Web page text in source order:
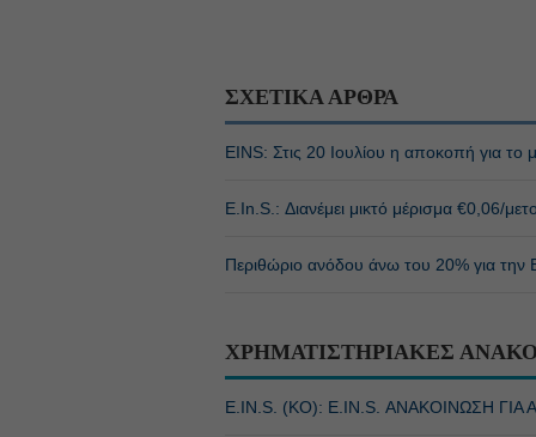
ΣΧΕΤΙΚΑ ΑΡΘΡΑ
EINS: Στις 20 Ιουλίου η αποκοπή για το
E.In.S.: Διανέμει μικτό μέρισμα €0,06/
Περιθώριο ανόδου άνω του 20% για την
ΧΡΗΜΑΤΙΣΤΗΡΙΑΚΕΣ
E.IN.S. (ΚΟ): E.IN.S. ΑΝΑΚΟΙΝΩΣΗ